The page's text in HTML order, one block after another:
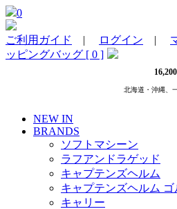
0
ご利用ガイド | ログイン |
ッピングバッグ [ 0 ]
北海道・沖縄、
NEW IN
BRANDS
ソフトマシーン
ラフアンドラゲッド
キャプテンズヘルム
キャプテンズヘルム ゴ
キャリー